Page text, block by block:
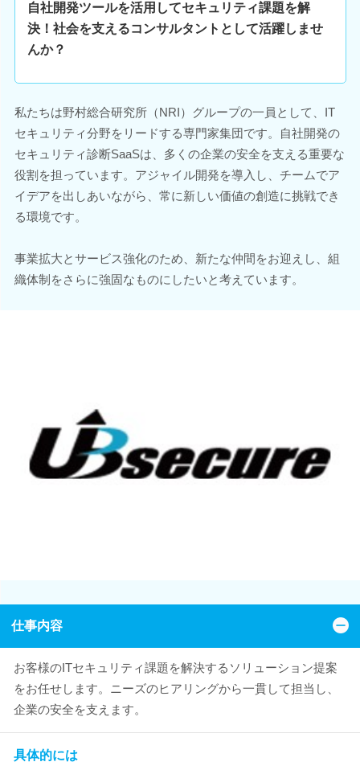
自社開発ツールを活用してセキュリティ課題を解
決！社会を支えるコンサルタントとして活躍しませ
んか？
私たちは野村総合研究所（NRI）グループの一員として、IT
セキュリティ分野をリードする専門家集団です。自社開発の
セキュリティ診断SaaSは、多くの企業の安全を支える重要な
役割を担っています。アジャイル開発を導入し、チームでア
イデアを出しあいながら、常に新しい価値の創造に挑戦でき
る環境です。
事業拡大とサービス強化のため、新たな仲間をお迎えし、組
織体制をさらに強固なものにしたいと考えています。
仕事内容
お客様のITセキュリティ課題を解決するソリューション提案
をお任せします。ニーズのヒアリングから一貫して担当し、
企業の安全を支えます。
具体的には